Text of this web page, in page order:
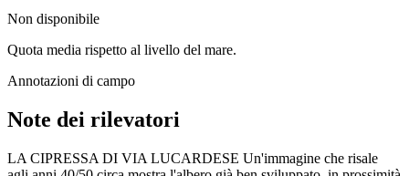
Non disponibile
Quota media rispetto al livello del mare.
Annotazioni di campo
Note dei rilevatori
LA CIPRESSA DI VIA LUCARDESE Un'immagine che risale